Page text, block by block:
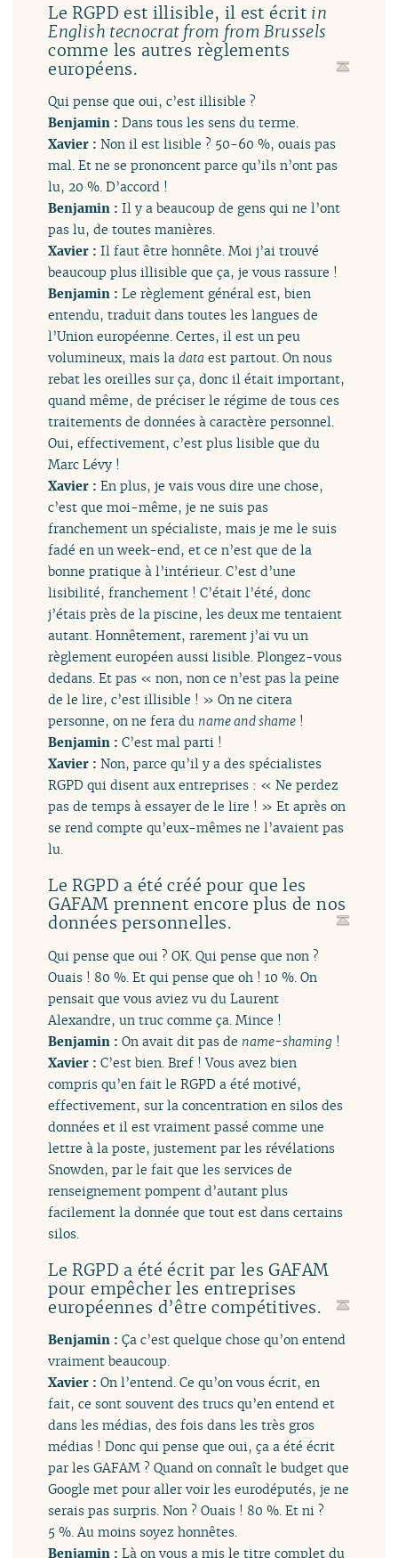
Le RGPD est illisible, il est écrit in
English tecnocrat from from Brussels
comme les autres règlements
européens.
Qui pense que oui, c’est illisible ?
Benjamin :Dans tous les sens du terme.
Xavier :Non il est lisible ? 50-60 %, ouais pas
mal. Et ne se prononcent parce qu’ils n’ont pas
lu, 20 %. D’accord !
Benjamin :Il y a beaucoup de gens qui ne l’ont
pas lu, de toutes manières.
Xavier :Il faut être honnête. Moi j’ai trouvé
beaucoup plus illisible que ça, je vous rassure !
Benjamin :Le règlement général est, bien
entendu, traduit dans toutes les langues de
l’Union européenne. Certes, il est un peu
volumineux, mais ladata est partout. On nous
rebat les oreilles sur ça, donc il était important,
quand même, de préciser le régime de tous ces
traitements de données à caractère personnel.
Oui, effectivement, c’est plus lisible que du
Marc Lévy !
Xavier :En plus, je vais vous dire une chose,
c’est que moi-même, je ne suis pas
franchement un spécialiste, mais je me le suis
fadé en un week-end, et ce n’est que de la
bonne pratique à l’intérieur. C’est d’une
lisibilité, franchement ! C’était l’été, donc
j’étais près de la piscine, les deux me tentaient
autant. Honnêtement, rarement j’ai vu un
règlement européen aussi lisible. Plongez-vous
dedans. Et pas « non, non ce n’est pas la peine
de le lire, c’est illisible ! » On ne citera
personne, on ne fera du name and shame !
Benjamin :C’est mal parti !
Xavier :Non, parce qu’il y a des spécialistes
RGPD qui disent aux entreprises : « Ne perdez
pas de temps à essayer de le lire ! » Et après on
se rend compte qu’eux-mêmes ne l’avaient pas
lu.
Le RGPD a été créé pour que les
GAFAM prennent encore plus de nos
données personnelles.
Qui pense que oui ? OK. Qui pense que non ?
Ouais ! 80 %. Et qui pense que oh ! 10 %. On
pensait que vous aviez vu du Laurent
Alexandre, un truc comme ça. Mince !
Benjamin :On avait dit pas de name-shaming !
Xavier :C’est bien. Bref ! Vous avez bien
compris qu’en fait le RGPD a été motivé,
effectivement, sur la concentration en silos des
données et il est vraiment passé comme une
lettre à la poste, justement par les révélations
Snowden, par le fait que les services de
renseignement pompent d’autant plus
facilement la donnée que tout est dans certains
silos.
Le RGPD a été écrit par les GAFAM
pour empêcher les entreprises
européennes d’être compétitives.
Benjamin :Ça c’est quelque chose qu’on entend
vraiment beaucoup.
Xavier :On l’entend. Ce qu’on vous écrit, en
fait, ce sont souvent des trucs qu’en entend et
dans les médias, des fois dans les très gros
médias ! Donc qui pense que oui, ça a été écrit
par les GAFAM ? Quand on connaît le budget que
Google met pour aller voir les eurodéputés, je ne
serais pas surpris. Non ? Ouais ! 80 %. Et ni ?
5 %. Au moins soyez honnêtes.
Benjamin :Là on vous a mis le titre complet du